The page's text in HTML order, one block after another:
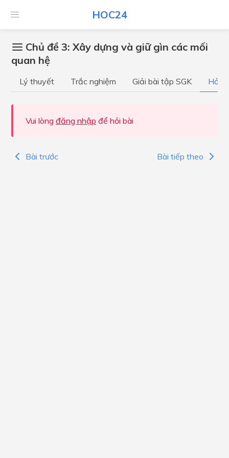
HOC24
Chủ đề 3: Xây dựng và giữ gìn các mối
quan hệ
Lý thuyết Trắc nghiệm Giải bài tập SGK Hỏi
Vui lòng đăng nhập để hỏi bài
Bài trước Bài tiếp theo